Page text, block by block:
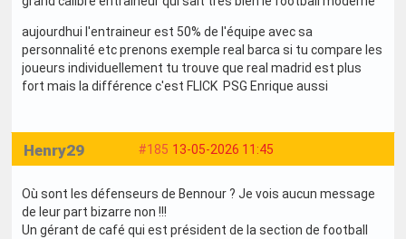
aujourdhui l'entraineur est 50% de l'équipe avec sa
personnalité etc prenons exemple real barca si tu compare les
joueurs individuellement tu trouve que real madrid est plus
fort mais la différence c'est FLICK PSG Enrique aussi
#185 13-05-2026 11:45
Henry29
Où sont les défenseurs de Bennour ? Je vois aucun message
de leur part bizarre non !!!
Un gérant de café qui est président de la section de football